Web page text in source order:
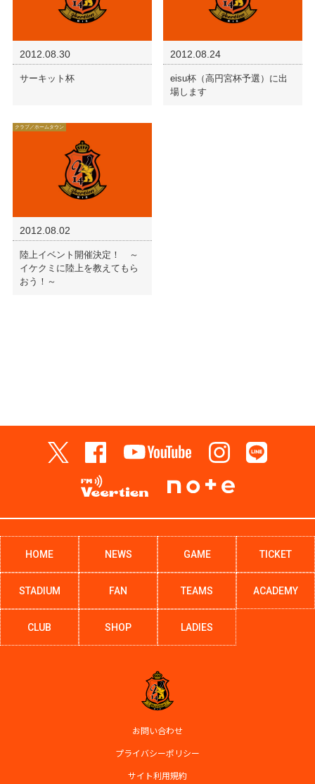
2012.08.30
サーキット杯
2012.08.24
eisu杯（高円宮杯予選）に出
場します
クラブ／ホームタウン
2012.08.02
陸上イベント開催決定！ ～
イケクミに陸上を教えてもら
おう！～
HOME NEWS GAME TICKET
STADIUM FAN TEAMS ACADEMY
CLUB SHOP LADIES
お問い合わせ
プライバシーポリシー
サイト利用規約